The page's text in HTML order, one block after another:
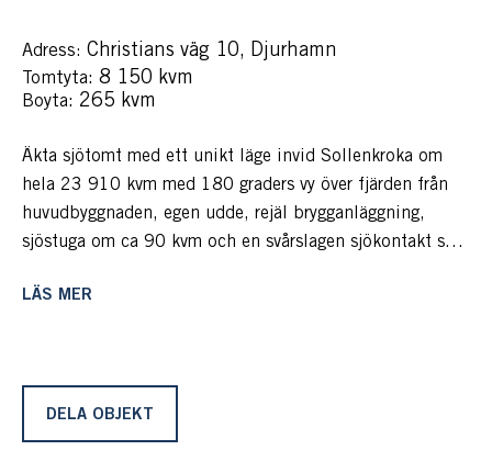
Adress: Christians väg 10, Djurhamn
Tomtyta: 8 150 kvm
Boyta: 265 kvm
Äkta sjötomt med ett unikt läge invid Sollenkroka om
hela 23 910 kvm med 180 graders vy över fjärden från
huvudbyggnaden, egen udde, rejäl brygganläggning,
sjöstuga om ca 90 kvm och en svårslagen sjökontakt som
kan önska sig.
magisk skärgårdskänsla. Totalt 23 910 kvm fördelat på
8 150 kvm på land och ett vattenområde om 15 760
kvm. Ett perfekt boende för den stora familjen eller den
LÄS MER
DELA OBJEKT